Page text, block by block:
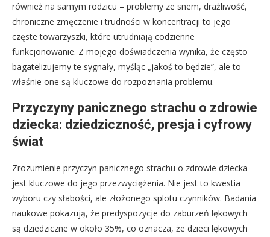
również na samym rodzicu – problemy ze snem, drażliwość,
chroniczne zmęczenie i trudności w koncentracji to jego
częste towarzyszki, które utrudniają codzienne
funkcjonowanie. Z mojego doświadczenia wynika, że często
bagatelizujemy te sygnały, myśląc „jakoś to będzie”, ale to
właśnie one są kluczowe do rozpoznania problemu.
Przyczyny panicznego strachu o zdrowie
dziecka: dziedziczność, presja i cyfrowy
świat
Zrozumienie przyczyn panicznego strachu o zdrowie dziecka
jest kluczowe do jego przezwyciężenia. Nie jest to kwestia
wyboru czy słabości, ale złożonego splotu czynników. Badania
naukowe pokazują, że predyspozycje do zaburzeń lękowych
są dziedziczne w około 35%, co oznacza, że dzieci lękowych